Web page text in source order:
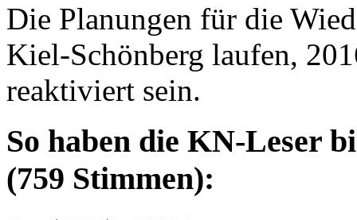
Die Planungen für die
Kiel-Schönberg laufen,
reaktiviert sein.
So haben die KN-Leser
(759 Stimmen):